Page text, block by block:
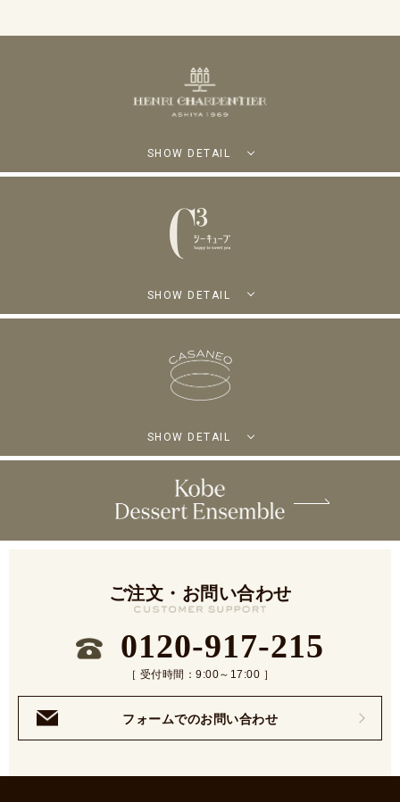
SHOW DETAIL
SHOW DETAIL
SHOW DETAIL
ご注文・お問い合わせ
0120-917-215
［ 受付時間：9:00～17:00 ］
フォームでのお問い合わせ